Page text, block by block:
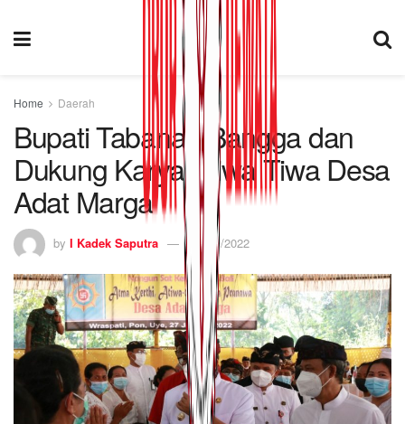
Home Daerah
Bupati Tabanan Bangga dan
Dukung Karya Atiwa Tiwa Desa
Adat Marga
by I Kadek Saputra 25/01/2022